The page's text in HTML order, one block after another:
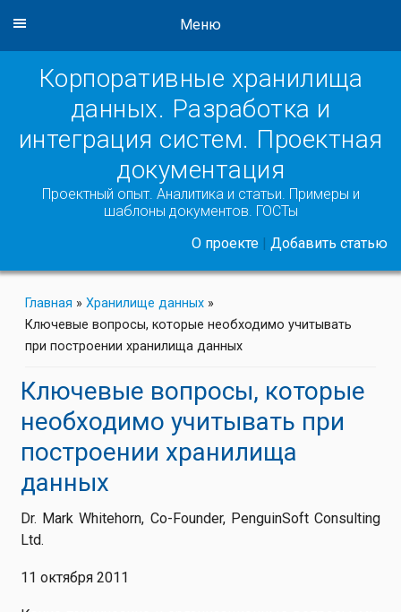
Меню
Корпоративные хранилища
данных. Разработка и
интеграция систем. Проектная
документация
Проектный опыт. Аналитика и статьи. Примеры и
шаблоны документов. ГОСТы
О проекте | Добавить статью
Главная » Хранилище данных »
Ключевые вопросы, которые необходимо учитывать
при построении хранилища данных
Ключевые вопросы, которые
необходимо учитывать при
построении хранилища
данных
Dr. Mark Whitehorn, Co-Founder, PenguinSoft Consulting
Ltd.
11 октября 2011